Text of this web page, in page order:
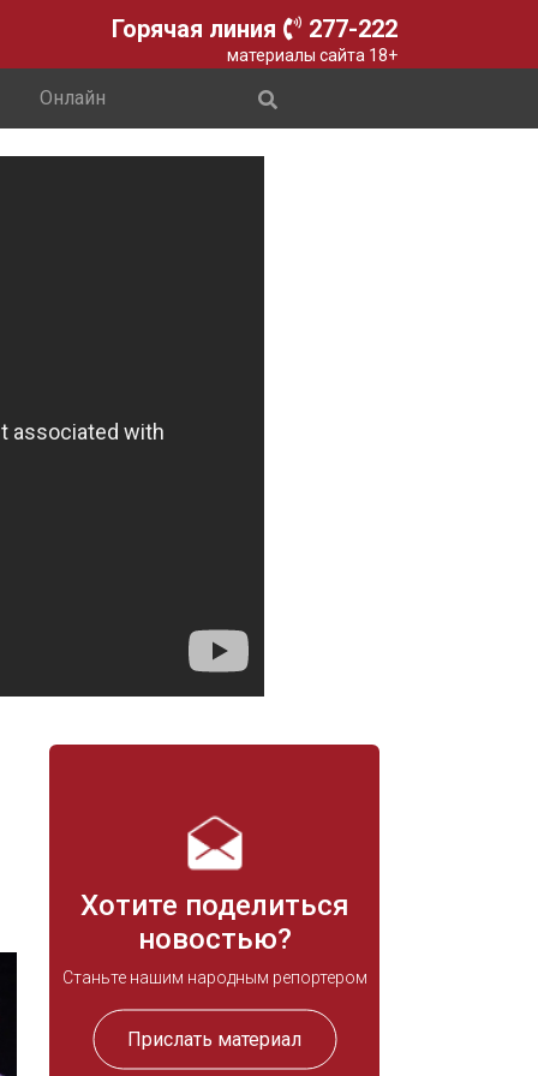
Горячая линия 277-222
материалы сайта 18+
Онлайн
Хотите поделиться
новостью?
Станьте нашим народным репортером
Прислать материал